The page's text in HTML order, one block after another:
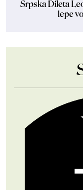
Srpska Dileta
lepe